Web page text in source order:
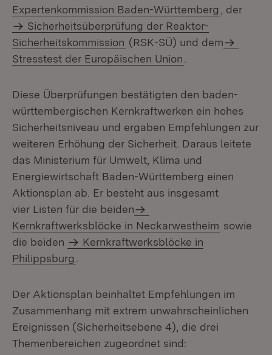
Expertenkommission Baden-Württemberg
, der
Sicherheitsüberprüfung der Reaktor-
Sicherheitskommission (RSK-SÜ) und dem
Stresstest der Europäischen Union
Diese Überprüfungen bestätigten den baden-
württembergischen Kernkraftwerken ein hohes
Sicherheitsniveau und ergaben Empfehlungen zur
weiteren Erhöhung der Sicherheit. Daraus leitete
das Ministerium für Umwelt, Klima und
Energiewirtschaft Baden-Württemberg einen
Aktionsplan ab. Er besteht aus insgesamt
vier Listen für die beiden
Kernkraftwerksblöcke in Neckarwestheim sowie
die beiden
Kernkraftwerksblöcke in
Philippsburg
Der Aktionsplan beinhaltet Empfehlungen im
Zusammenhang mit extrem unwahrscheinlichen
Ereignissen (Sicherheitsebene 4), die drei
Themenbereichen zugeordnet sind: